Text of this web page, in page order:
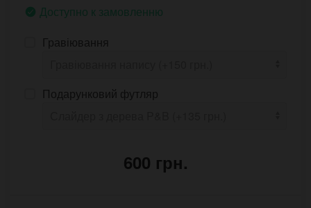
Доступно к замовленню
Гравіювання
Подарунковий футляр
600 грн.